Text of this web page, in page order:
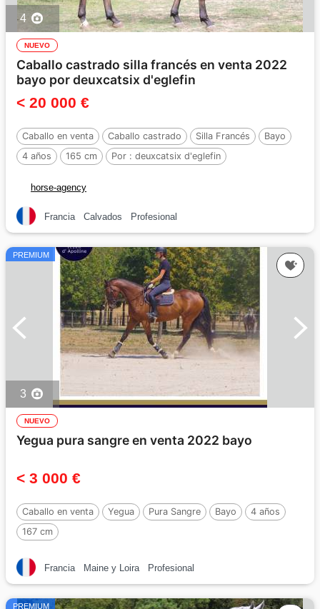
4
NUEVO
Caballo castrado silla francés en venta 2022
bayo por deuxcatsix d'eglefin
< 20 000 €
Caballo en venta Caballo castrado Silla Francés
Bayo
4 años
165 cm Por : deuxcatsix d'eglefin
horse-agency
Francia Calvados Profesional
PREMIUM
3
NUEVO
Yegua pura sangre en venta 2022 bayo
< 3 000 €
Caballo en venta Yegua Pura Sangre Bayo
4 años
167 cm
Francia Maine y Loira Profesional
PREMIUM